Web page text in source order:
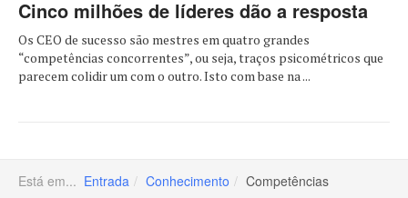
Cinco milhões de líderes dão a resposta
Os CEO de sucesso são mestres em quatro grandes
“competências concorrentes”, ou seja, traços psicométricos que
parecem colidir um com o outro. Isto com base na ...
Está em... Entrada Conhecimento Competências